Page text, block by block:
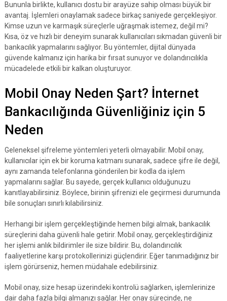
Bununla birlikte, kullanıcı dostu bir arayüze sahip olması büyük bir
avantaj. İşlemleri onaylamak sadece birkaç saniyede gerçekleşiyor.
Kimse uzun ve karmaşık süreçlerle uğraşmak istemez, değil mi?
Kısa, öz ve hızlı bir deneyim sunarak kullanıcıları sıkmadan güvenli bir
bankacılık yapmalarını sağlıyor. Bu yöntemler, dijital dünyada
güvende kalmanız için harika bir fırsat sunuyor ve dolandırıcılıkla
mücadelede etkili bir kalkan oluşturuyor.
Mobil Onay Neden Şart? İnternet
Bankacılığında Güvenliğiniz için 5
Neden
Geleneksel şifreleme yöntemleri yeterli olmayabilir. Mobil onay,
kullanıcılar için ek bir koruma katmanı sunarak, sadece şifre ile değil,
aynı zamanda telefonlarına gönderilen bir kodla da işlem
yapmalarını sağlar. Bu sayede, gerçek kullanıcı olduğunuzu
kanıtlayabilirsiniz. Böylece, birinin şifrenizi ele geçirmesi durumunda
bile sonuçları sınırlı kılabilirsiniz.
Herhangi bir işlem gerçekleştiğinde hemen bilgi almak, bankacılık
süreçlerini daha güvenli hale getirir. Mobil onay, gerçekleştirdiğiniz
her işlemi anlık bildirimler ile size bildirir. Bu, dolandırıcılık
faaliyetlerine karşı protokollerinizi güçlendirir. Eğer tanımadığınız bir
işlem görürseniz, hemen müdahale edebilirsiniz.
Mobil onay, size hesap üzerindeki kontrolü sağlarken, işlemlerinize
dair daha fazla bilgi almanızı sağlar. Her onay sürecinde, ne